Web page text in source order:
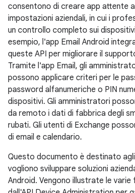
consentono di creare app attente
impostazioni aziendali, in cui i
un controllo completo sui
esempio, l'app Email Android
queste API per migliorare il
Tramite l'app Email, gli
possono applicare criteri per le
password alfanumeriche o PIN
dispositivi. Gli amministratori
da remoto i dati di fabbrica degli
rubati. Gli utenti di Exchange
di email e calendario.
Questo documento è destinato
vogliono sviluppare soluzioni
Android. Vengono illustrate le